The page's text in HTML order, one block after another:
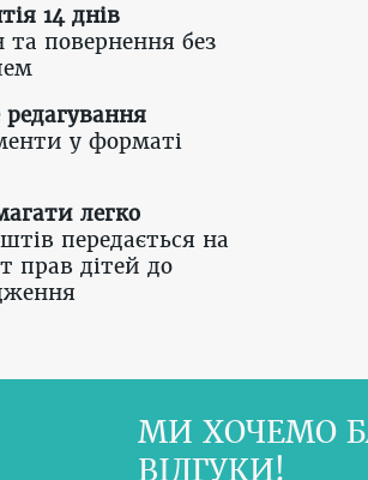
14 днів
та повернення без
редагування
у форматі
легко
передається на
прав дітей до
МИ ХОЧЕМО
ВІДГУКИ!